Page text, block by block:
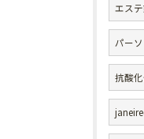
エス
パー
抗酸